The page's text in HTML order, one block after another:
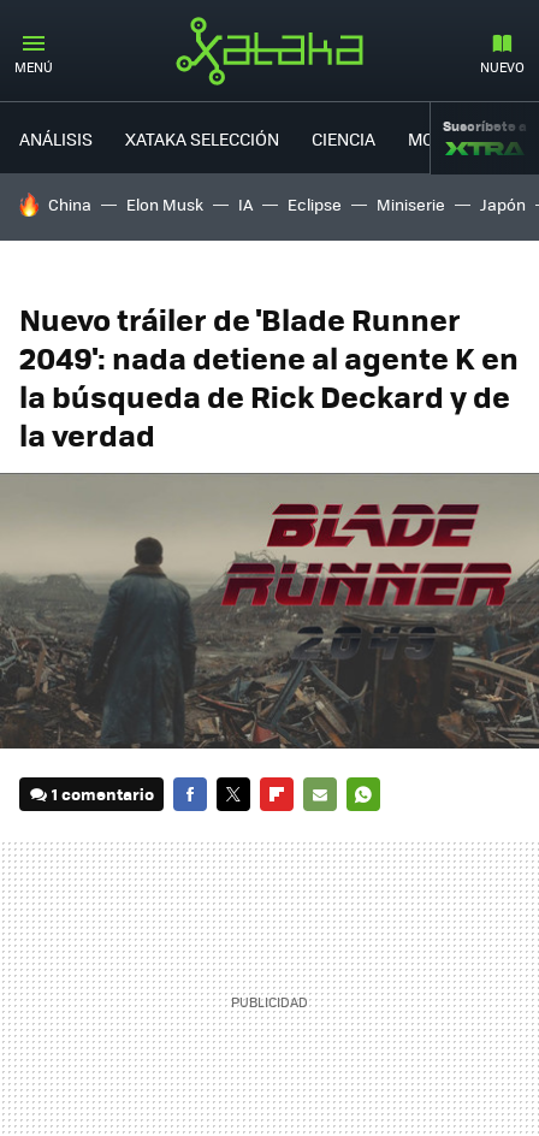
MENÚ NUEVO
ANÁLISIS XATAKA SELECCIÓN CIENCIA MOVILIDAD
Suscríbete a
HOY SE HABLA DE
China Elon Musk IA Eclipse Miniserie Japón
Nuevo tráiler de 'Blade Runner
2049': nada detiene al agente K en
la búsqueda de Rick Deckard y de
la verdad
1 comentario
MAIL